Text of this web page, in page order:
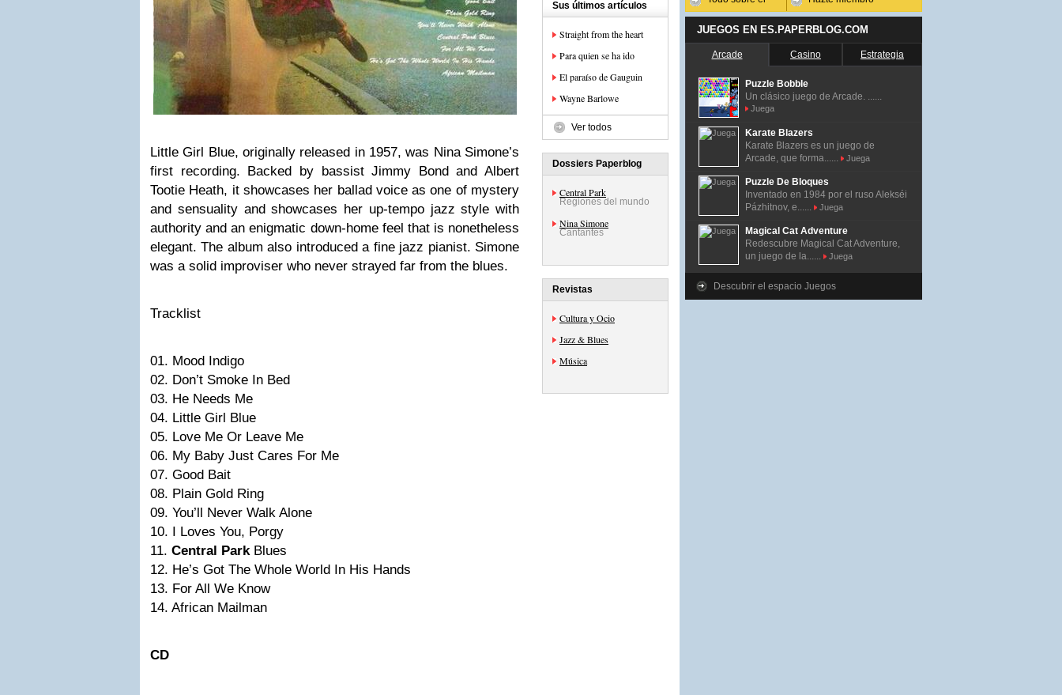
Little Girl Blue, originally released in 1957, was Nina Simone’s
first recording. Backed by bassist Jimmy Bond and Albert
Tootie Heath, it showcases her ballad voice as one of mystery
and sensuality and showcases her up-tempo jazz style with
authority and an enigmatic down-home feel that is nonetheless
elegant. The album also introduced a fine jazz pianist. Simone
was a solid improviser who never strayed far from the blues.
Tracklist
01. Mood Indigo
02. Don’t Smoke In Bed
03. He Needs Me
04. Little Girl Blue
05. Love Me Or Leave Me
06. My Baby Just Cares For Me
07. Good Bait
08. Plain Gold Ring
09. You’ll Never Walk Alone
10. I Loves You, Porgy
11. Central ParkBlues
12. He’s Got The Whole World In His Hands
13. For All We Know
14. African Mailman
CD
Sus últimos artículos
Straight from the heart
Para quien se ha ido
El paraíso de Gauguin
Wayne Barlowe
Ver todos
Dossiers Paperblog
Central Park
Regiones del mundo
Nina Simone
Cantantes
Revistas
Cultura y Ocio
Jazz & Blues
Música
JUEGOS EN ES.PAPERBLOG.COM
Arcade Casino Estrategia
Puzzle Bobble
Un clásico juego de Arcade. ......
Juega
Karate Blazers
Karate Blazers es un juego de
Arcade, que forma......
Juega
Puzzle De Bloques
Inventado en 1984 por el ruso Alekséi
Pázhitnov, e......
Juega
Magical Cat Adventure
Redescubre Magical Cat Adventure,
un juego de la......
Juega
Descubrir el espacio Juegos